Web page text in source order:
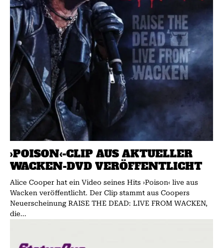
›POISON‹-CLIP AUS AKTUELLER
WACKEN-DVD VERÖFFENTLICHT
Alice Cooper hat ein Video seines Hits ›Poison‹ live aus
Wacken veröffentlicht. Der Clip stammt aus Coopers
Neuerscheinung RAISE THE DEAD: LIVE FROM WACKEN,
die...